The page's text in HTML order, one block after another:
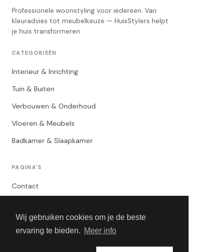
Wij gebruiken cookies om je de beste
ervaring te bieden. Meer info
Professionele woonstyling voor iedereen. Van
kleuradvies tot meubelkeuze — HuisStylers helpt
je huis transformeren.
CATEGORIEËN
Interieur & Inrichting
Tuin & Buiten
Verbouwen & Onderhoud
Vloeren & Meubels
Badkamer & Slaapkamer
PAGINA'S
Contact
Algemene Voorwaarden
Adverteren